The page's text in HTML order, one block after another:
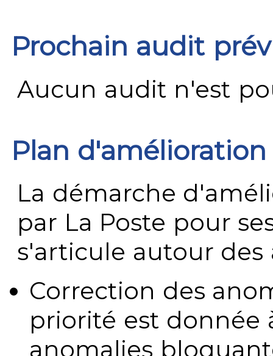
Prochain audit
Aucun audit n'est
Plan
La démarche
par La Poste pour
s'articule autour des
Correction des
priorité est donnée
anomalies